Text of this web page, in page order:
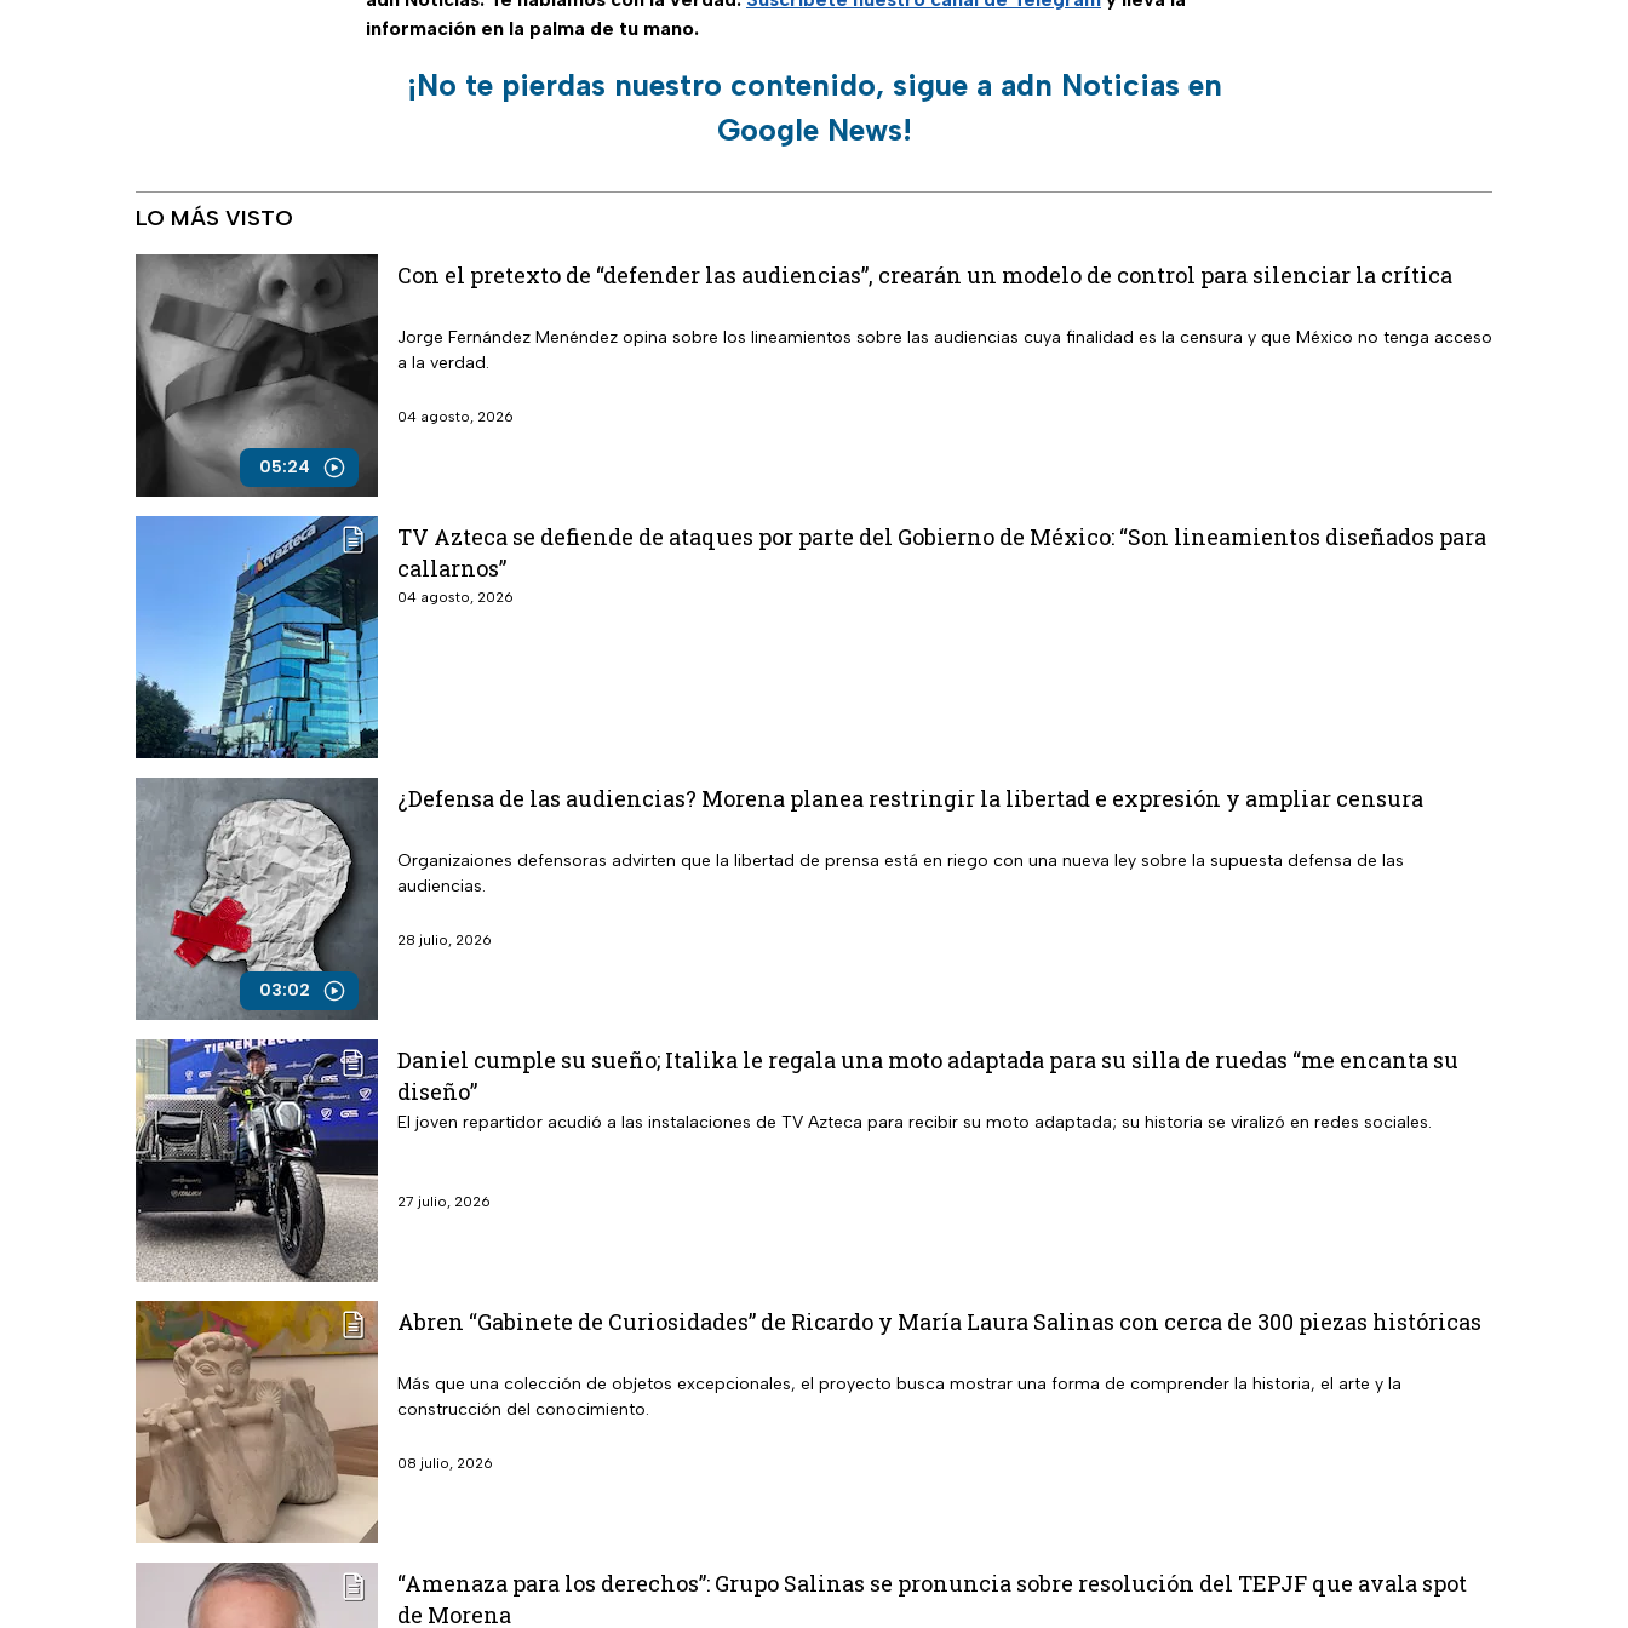
información en la palma de tu mano.
¡No te pierdas nuestro contenido, sigue a adn Noticias en
Google News!
LO MÁS VISTO
05:24
Con el pretexto de “defender las audiencias”, crearán un modelo de control para silenciar la crítica
Jorge Fernández Menéndez opina sobre los lineamientos sobre las audiencias cuya finalidad es la censura y que México no tenga acceso
a la verdad.
04 agosto, 2026
TV Azteca se defiende de ataques por parte del Gobierno de México: “Son lineamientos diseñados para
callarnos”
04 agosto, 2026
03:02
¿Defensa de las audiencias? Morena planea restringir la libertad e expresión y ampliar censura
Organizaiones defensoras advirten que la libertad de prensa está en riego con una nueva ley sobre la supuesta defensa de las
audiencias.
28 julio, 2026
Daniel cumple su sueño; Italika le regala una moto adaptada para su silla de ruedas “me encanta su
diseño”
El joven repartidor acudió a las instalaciones de TV Azteca para recibir su moto adaptada; su historia se viralizó en redes sociales.
27 julio, 2026
Abren “Gabinete de Curiosidades” de Ricardo y María Laura Salinas con cerca de 300 piezas históricas
Más que una colección de objetos excepcionales, el proyecto busca mostrar una forma de comprender la historia, el arte y la
construcción del conocimiento.
08 julio, 2026
“Amenaza para los derechos”: Grupo Salinas se pronuncia sobre resolución del TEPJF que avala spot
de Morena